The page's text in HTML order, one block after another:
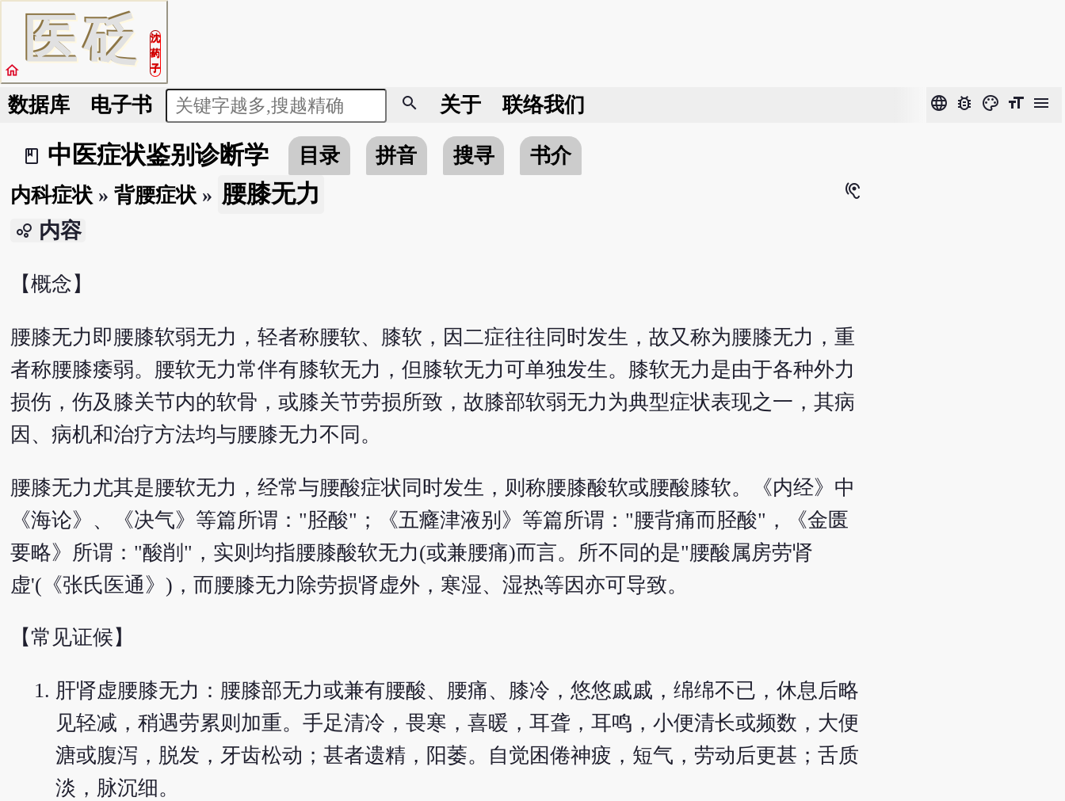
医砭
沈
药
子
home
数据库 电子书 search 关于 联络我们 language bug_report color_lens format_size menu
book_2
中医症状鉴别诊断学 目录 拼音 搜寻
书介
内科症状» 背腰症状» 腰膝无力 hearing
bubble_chart 内容
【概念】
腰膝无力即腰膝软弱无力，轻者称腰软、膝软，因二症往往同时发生，故又称为腰膝无力，重
者称腰膝痿弱。腰软无力常伴有膝软无力，但膝软无力可单独发生。膝软无力是由于各种外力
损伤，伤及膝关节内的软骨，或膝关节劳损所致，故膝部软弱无力为典型症状表现之一，其病
因、病机和治疗方法均与腰膝无力不同。
腰膝无力尤其是腰软无力，经常与腰酸症状同时发生，则称腰膝酸软或腰酸膝软。《内经》中
《海论》、《决气》等篇所谓："胫酸"；《五癃津液别》等篇所谓："腰背痛而胫酸"，《金匮
要略》所谓："酸削"，实则均指腰膝酸软无力(或兼腰痛)而言。所不同的是"腰酸属房劳肾
虚'(《张氏医通》)，而腰膝无力除劳损肾虚外，寒湿、湿热等因亦可导致。
【常见证候】
肝肾虚腰膝无力：腰膝部无力或兼有腰酸、腰痛、膝冷，悠悠戚戚，绵绵不已，休息后略
见轻减，稍遇劳累则加重。手足清冷，畏寒，喜暖，耳聋，耳鸣，小便清长或频数，大便
溏或腹泻，脱发，牙齿松动；甚者遗精，阳萎。自觉困倦神疲，短气，劳动后更甚；舌质
淡，脉沉细。